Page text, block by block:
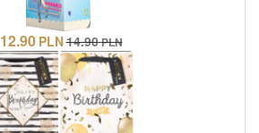
12.90 PLN14.90PLN